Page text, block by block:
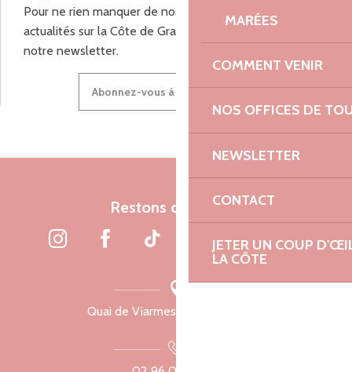
MARÉES
COMMENT VENIR
NOS OFFICES DE
NEWSLETTER
CONTACT
JETER UN COUP
LA CÔTE
Pour ne rien manquer de nos bons plans et nos
actualités sur la Côte de Granit Rose, inscrivez-vous à
notre newsletter.
Abonnez-vous à notre newsletter
Restons connectés
Quai de Viarmes, 22300 Lannion